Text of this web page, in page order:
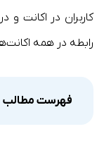
کاربران در اکانت
رابطه در همه
فهرست مطالب